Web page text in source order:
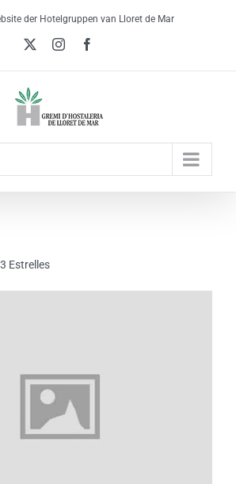
der Hotelgruppen van Lloret de Mar
Instagram
Estrelles